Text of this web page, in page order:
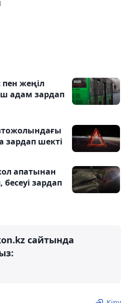
жеңіл
адам зардап
зардап шекті
апатынан
зардап
сайтында